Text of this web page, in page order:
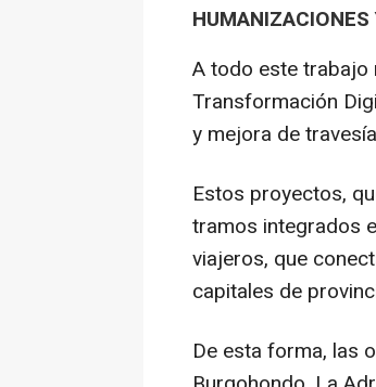
A todo este trabajo
Transformación
y mejora de
Estos proyectos,
tramos integrados
viajeros, que
capitales de
De esta forma, las